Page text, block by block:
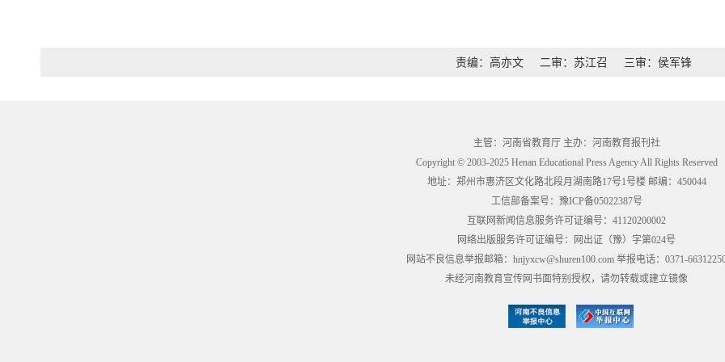
责编：高亦文 二审：苏江召 三审：侯军锋
主管：河南省教育厅 主办：河南教育报刊社
Copyright © 2003-2025 Henan Educational Press Agency All Rights Reserved
地址：郑州市惠济区文化路北段月湖南路17号1号楼 邮编：450044
工信部备案号： 豫ICP备05022387号
互联网新闻信息服务许可证编号：41120200002
网络出版服务许可证编号：网出证（豫）字第024号
网站不良信息举报邮箱：hnjyxcw@shuren100.com 举报电话：0371-
未经河南教育宣传网书面特别授权，请勿转载或建立镜像